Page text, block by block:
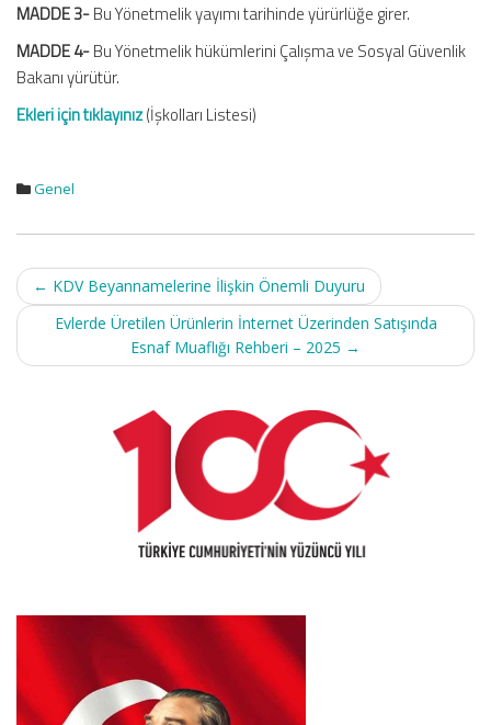
MADDE 3-Bu Yönetmelik yayımı tarihinde yürürlüğe girer.
MADDE 4-Bu Yönetmelik hükümlerini Çalışma ve Sosyal Güvenlik
Bakanı yürütür.
Ekleri için tıklayınız(İşkolları Listesi)
Genel
Post
navigation
← KDV Beyannamelerine İlişkin Önemli Duyuru
Evlerde Üretilen Ürünlerin İnternet Üzerinden Satışında
Esnaf Muaflığı Rehberi – 2025 →